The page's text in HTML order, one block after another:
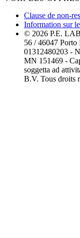
Clause de non-
Information sur
© 2026 P.E.
56 / 46047
01312480203 -
MN 151469 -
soggetta ad
B.V. Tous droits